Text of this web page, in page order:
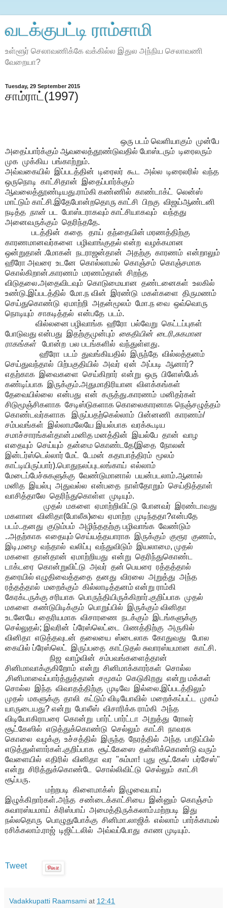
வடக்குபட்டி ராம்சாமி
உள்ளூர் செலாவணிக்கே வக்கில்ல இதுல அந்நிய செலாவணி
வேறையா?
Tuesday, 29 September 2015
சாம்ராட்(1997)
ஒரு படம் வெளியாகும் முன்பே
அதைப்பார்க்கும் ஆவலைத்தூண்டுவதில் போஸ்டரும் டிரைலரும்
முக முக்கிய பங்காற்றும்.
அவ்வகையில் இப்படத்தின் டிரைலர் கூட அல்ல டிரைலரில் வந்த
ஒருநொடி காட்சிதான் இதைப்பார்க்கும்
ஆவலைத்தூண்டியது.ராம்கி கண்ணில் காண்டாக்ட் லென்ஸ்
மாட்டும் காட்சி.இதேபோன்றதொரு காட்சி பிறகு விஜய்ஆண்டனி
நடித்த நான்பட போஸ்டராகவும் காட்சியாகவும் வந்தது
அனைவருக்கும் தெரிந்ததே.
படத்தின் கதை தாய் தந்தையின் மரணத்திற்கு
காரணமானவர்களை பழிவாங்குதல் என்ற வழக்கமான
ஒன்றுதான் .மோகன் நடராஜன்தான் அதற்கு காரணம் என்றாலும்
ஹீரோ அவரை உடனே கொல்லாமல் கொஞ்சம் கொஞ்சமாக
கொல்கிறான்.காரணம் மரணம்தான் சிறந்த
விடுதலை.அதைவிடவும் கொடுமையான தண்டனைகள் உலகில்
உண்டு.இப்படத்தில் மோ.ந வின் இரண்டு மகள்களை திருமணம்
செய்துகொண்டு ஏமாற்றி அதன்மூலம் மோ.ந வை ஒவ்வொரு
நொடியும் சாகடித்தல் என்பதே படம்.
வில்லனை பழிவாங்க ஹீரோ பல்வேறு கெட்டப்புகள்
போடுவது என்பது இதற்குமுன்பும் கைதியின் டைரி,சுகமான
ராகங்கள்போன்ற பல படங்களில் வந்துள்ளது.
ஹீரோ படம் துவங்கியதில் இருந்தே வில்லத்தனம்
செய்துவந்தால் பிற்பகுதியில் அவர் ஏன் அப்படி ஆனார்?
எதற்காக இவைகளை செய்கிறார் என்று ஒரு பிளேஸ்பேக்
கண்டிப்பாக இருக்கும்.அதுமாதிரியான விளக்கங்கள்
தேவையில்லை என்பது என் கருத்து.காரணம் மனிதர்கள்
சிடுமூஞ்சிகளாக சேடிஸ்டுகளாக கொலைகாரனாக நெஞ்சழுத்தம்
கொண்டவர்களாக இருப்பதற்கெல்லாம் பின்னணி காரணம்/
சம்பவங்கள் இல்லாமலேயே இயல்பாக வரக்கூடிய
சமாச்சாரங்கள்தான்.மனித மனத்தின் இயல்பே தான் வாழ
எதையும் செய்யும் தன்மை கொண்டதே(இதை நோலன்
இன்டர்ஸ்டெல்லார் மேட் டேமன் கதாபாத்திரம் மூலம்
காட்டியிருப்பார்).பொதுநலப்புடலங்காய் எல்லாம்
மேடைப்பேச்சுகளுக்கு வேண்டுமானால் பயன்படலாம்.ஆனால்
மனித இயல்பு அதுவல்ல என்பதை நாள்தோறும் செய்தித்தாள்
வாசித்தாலே தெரிந்துகொள்ள முடியும்.
முதல் மகளை ஏமாற்றிவிட்டு போனவர் இரண்டாவது
மகளான வினிதா(போலீசு)வை ஏமாற்ற முடிந்ததா?என்பதே
படம்..தனது குடும்பம் அழிந்ததற்கு பழிவாங்க வேண்டும்
..அதற்காக எதையும் செய்யத்தயாராக இருக்கும் குரூர குணம்,
இடி,மழை வந்தால் வலிப்பு வந்துவிடும் இயலாமை, முதல்
மகளை தான்தான் ஏமாற்றியது என்று தெரிந்துகொண்ட
டாக்டரை கொன்றுவிட்டு அவர் தன் பெயரை ரத்தத்தால்
தரையில் எழுதிவைத்ததை தனது விரலை அறுத்து அந்த
ரத்தத்தால் மறைக்கும் கில்லாடித்தனம் என்று ராம்கி
கேரக்டருக்கு சரியாக பொருந்தியிருக்கிறார்.குறிப்பாக முதல்
மகளை கண்டுபிடிக்கும் பொறுப்பில் இருக்கும் வினிதா
உடனேயே தைரியமாக விசாரணை நடக்கும் இடங்களுக்கு
செல்லுதல்; இவரின் ப்ரேஸ்லெட்டை பிணத்திற்கு அருகில்
வினிதா எடுத்தவுடன் தலையை ஸ்டைலாக கோதுவது போல
கையில் ப்ரேஸ்லெட் இருப்பதை காட்டுதல் சுவாரஸ்யமான காட்சி.
நிஜ வாழ்வின் சம்பவங்களைத்தான்
சினிமாவாக்குகிறோம் என்று சினிமாக்காரர்கள் சொல்ல
,சினிமாவைப்பார்த்துத்தான் சமூகம் கெடுகிறது என்று மக்கள்
சொல்ல இந்த விவாதத்திற்கு முடிவே இல்லை.இப்படத்திலும்
முதல் மகளுக்கு தாலி கட்டும் விடியோவில் மறைக்கப்பட்ட முகம்
யாருடையது? என்று போலீஸ் விசாரிக்க ராம்கி அந்த
விடியோகிராபரை கொன்று பார்ட் பார்ட்டா அறுத்து ரோலர்
சூட்கேஸில் எடுத்துக்கொண்டு செல்லும் காட்சி நாவரசு
கொலை வழக்கு உச்சத்தில் இருந்த நேரத்தில் அந்த பாதிப்பில்
எடுத்துள்ளார்கள்.குறிப்பாக சூட்கேஸை தள்ளிக்கொண்டு வரும்
வேளையில் எதிரில் வினிதா வர "சும்மா! புது சூட்கேஸ் பர்சேஸ்"
என்று சிரித்துக்கொண்டே சொல்லிவிட்டு செல்லும் காட்சி
சூப்பரு.
மற்றபடி கிளைமாக்ஸ் இழுவையாய்
இழுக்கிறார்கள்.அந்த சண்டைக்காட்சியை இன்னும் கொஞ்சம்
சுவாரஸ்யமாய் க்ரிஸ்பாய் அமைத்திருக்கலாம்.மற்றபடி இது
நல்லதொரு பொழுதுபோக்கு சினிமா.லாஜிக் எல்லாம் பார்க்காமல்
ரசிக்கலாம்.ராஜ் டிஜிட்டலில் அவ்வப்போது காண முடியும்.
Tweet
Vadakkupatti Raamsami at 12:41